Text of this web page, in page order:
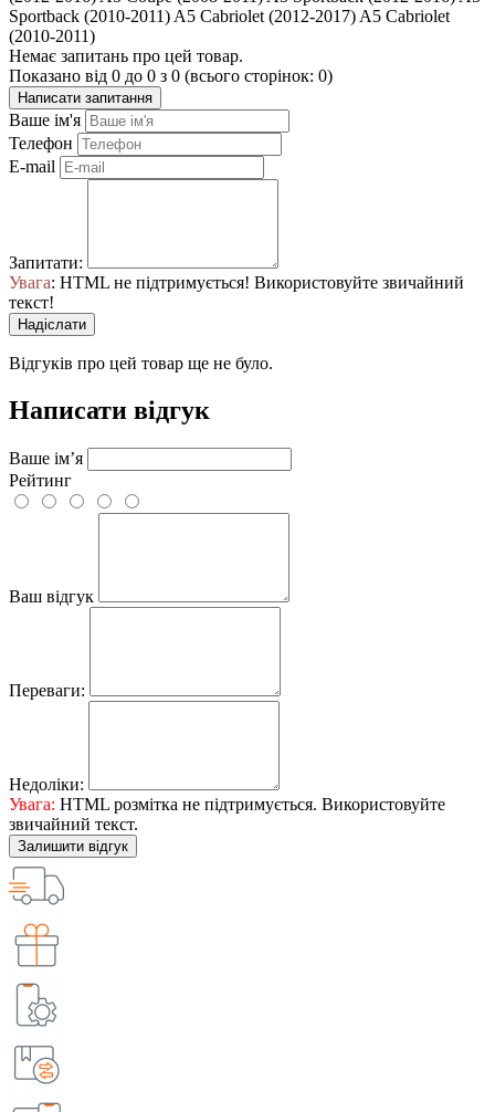
Sportback (2010-2011) A5 Cabriolet (2012-2017) A5 Cabriolet
(2010-2011)
Немає запитань про цей товар.
Показано від 0 до 0 з 0 (всього сторінок: 0)
Написати запитання
Ваше ім'я
Телефон
E-mail
Запитати:
Увага: HTML не підтримується! Використовуйте звичайний
текст!
Надіслати
Відгуків про цей товар ще не було.
Написати відгук
Ваше ім’я
Рейтинг
Ваш відгук
Переваги:
Недоліки:
Увага: HTML розмітка не підтримується. Використовуйте
звичайний текст.
Залишити відгук